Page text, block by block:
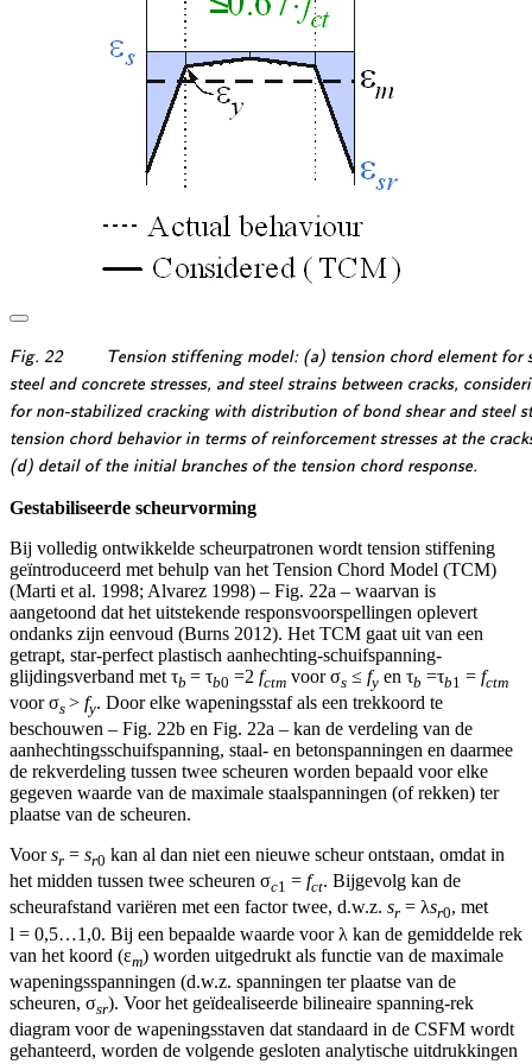
\textsf{\textit{\footnotesize{Fig.
22\qquad Tension stiffening
model: (a) tension chord element
for stabilized cracking with
distribution of bond shear,}}}
Fig. 22 Tension stiffening model: (a) tension chord element
\textsf{\textit{\footnotesize{steel
and concrete stresses, and steel
strains between cracks,
considering average crack
assumption}}}
steel and concrete stresses, and steel strains between cracks,
\textsf{\textit{\footnotesize{for
non-stabilized cracking with
distribution of bond shear and
the crack; (c) resulting}}}
for non-stabilized cracking with distribution of bond shear and steel
\textsf{\textit{\footnotesize{tension
chord behavior in terms of
and average strains for European
B500B steel;}}}
tension chord behavior in terms of reinforcement stresses at the
\textsf{\textit{\footnotesize{(d)
the tension chord response.}}}
(d) detail of the initial branches of the tension chord response.
Gestabiliseerde scheurvorming
Bij volledig ontwikkelde scheurpatronen wordt tension stiffening
geïntroduceerd met behulp van het Tension Chord Model (TCM)
(Marti et al. 1998; Alvarez 1998) – Fig. 22a – waarvan is
aangetoond dat het uitstekende responsvoorspellingen oplevert
ondanks zijn eenvoud (Burns 2012). Het TCM gaat uit van een
getrapt, star-perfect plastisch aanhechting-schuifspanning-
glijdingsverband met τb = τb0 =2 fctm voor σs ≤ fy en τb =τb1 = fctm
voor σs > fy. Door elke wapeningsstaf als een trekkoord te
beschouwen ­– Fig. 22b en Fig. 22a – kan de verdeling van de
aanhechtingsschuifspanning, staal- en betonspanningen en daarmee
de rekverdeling tussen twee scheuren worden bepaald voor elke
gegeven waarde van de maximale staalspanningen (of rekken) ter
plaatse van de scheuren.
Voorsr = sr0 kan al dan niet een nieuwe scheur ontstaan, omdat in
het midden tussen twee scheuren σc1 = fct. Bijgevolg kan de
scheurafstand variëren met een factor twee, d.w.z. sr = λsr0, met
l = 0,5…1,0. Bij een bepaalde waarde voor λ kan de gemiddelde rek
van het koord (εm) worden uitgedrukt als functie van de maximale
wapeningsspanningen (d.w.z. spanningen ter plaatse van de
scheuren, σsr). Voor het geïdealiseerde bilineaire spanning-rek
diagram voor de wapeningsstaven dat standaard in de CSFM wordt
gehanteerd, worden de volgende gesloten analytische uitdrukkingen